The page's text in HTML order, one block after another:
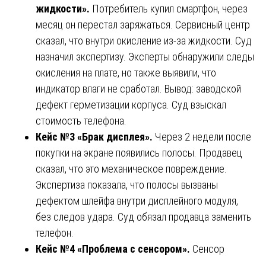
жидкости». Потребитель купил смартфон, через
месяц он перестал заряжаться. Сервисный центр
сказал, что внутри окисление из-за жидкости. Суд
назначил экспертизу. Эксперты обнаружили следы
окисления на плате, но также выявили, что
индикатор влаги не сработал. Вывод: заводской
дефект герметизации корпуса. Суд взыскал
стоимость телефона.
Кейс №3 «Брак дисплея». Через 2 недели после
покупки на экране появились полосы. Продавец
сказал, что это механическое повреждение.
Экспертиза показала, что полосы вызваны
дефектом шлейфа внутри дисплейного модуля,
без следов удара. Суд обязал продавца заменить
телефон.
Кейс №4 «Проблема с сенсором». Сенсор